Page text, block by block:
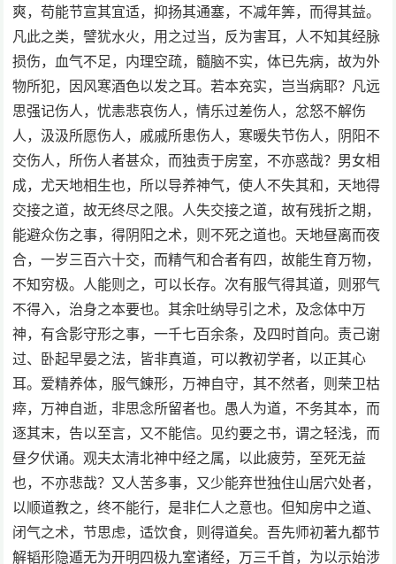
爽，苟能节宣其宜适，抑扬其通塞，不减年筭，而得其益。
凡此之类，譬犹水火，用之过当，反为害耳，人不知其经脉
损伤，血气不足，内理空疏，髓脑不实，体已先病，故为外
物所犯，因风寒酒色以发之耳。若本充实，岂当病耶？凡远
思强记伤人，忧恚悲哀伤人，情乐过差伤人，忿怒不解伤
人，汲汲所愿伤人，戚戚所患伤人，寒暖失节伤人，阴阳不
交伤人，所伤人者甚众，而独责于房室，不亦惑哉？男女相
成，尤天地相生也，所以导养神气，使人不失其和，天地得
交接之道，故无终尽之限。人失交接之道，故有残折之期，
能避众伤之事，得阴阳之术，则不死之道也。天地昼离而夜
合，一岁三百六十交，而精气和合者有四，故能生育万物，
不知穷极。人能则之，可以长存。次有服气得其道，则邪气
不得入，治身之本要也。其余吐纳导引之术，及念体中万
神，有含影守形之事，一千七百余条，及四时首向。责己谢
过、卧起早晏之法，皆非真道，可以教初学者，以正其心
耳。爱精养体，服气錬形，万神自守，其不然者，则荣卫枯
瘁，万神自逝，非思念所留者也。愚人为道，不务其本，而
逐其末，告以至言，又不能信。见约要之书，谓之轻浅，而
昼夕伏诵。观夫太清北神中经之属，以此疲劳，至死无益
也，不亦悲哉？又人苦多事，又少能弃世独住山居穴处者，
以顺道教之，终不能行，是非仁人之意也。但知房中之道、
闭气之术，节思虑，适饮食，则得道矣。吾先师初著九都节
解韬形隐遁无为开明四极九室诸经，万三千首，为以示始涉